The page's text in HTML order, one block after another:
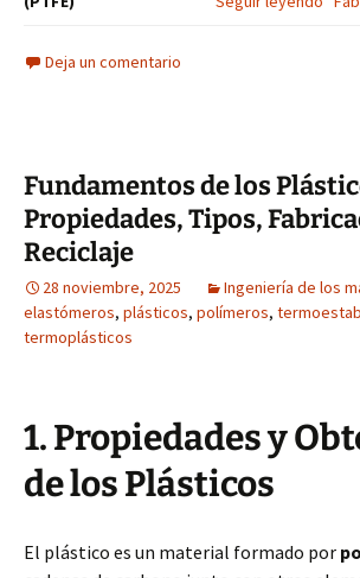
Deja un comentario
Fundamentos de los
Propiedades, Tipos,
Reciclaje
28 noviembre, 2025
Ingeniería de los
elastómeros, plásticos, polímeros,
termoplásticos
1. Propiedades y
de los Plásticos
El plástico es un material formado por